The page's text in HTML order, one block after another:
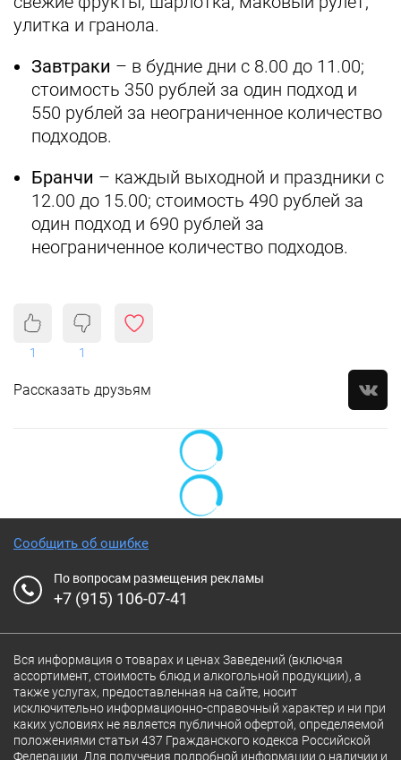
улитка и гранола.
Завтраки – в будние дни с 8.00 до 11.00;
стоимость 350 рублей за один подход и
550 рублей за неограниченное количество
подходов.
Бранчи – каждый выходной и праздники с
12.00 до 15.00; стоимость 490 рублей за
один подход и 690 рублей за
неограниченное количество подходов.
1 1
Рассказать друзьям
Сообщить об ошибке
По вопросам размещения рекламы
+7 (915) 106-07-41
Вся информация о товарах и ценах Заведений (включая
ассортимент, стоимость блюд и алкогольной продукции), а
также услугах, предоставленная на сайте, носит
исключительно информационно-справочный характер и ни при
каких условиях не является публичной офертой, определяемой
положениями статьи 437 Гражданского кодекса Российской
Федерации. Для получения подробной информации о наличии и